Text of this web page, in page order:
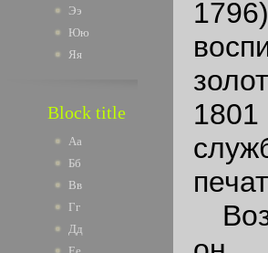
Ээ
Юю
Яя
Block title
Аа
Бб
Вв
Гг
Дд